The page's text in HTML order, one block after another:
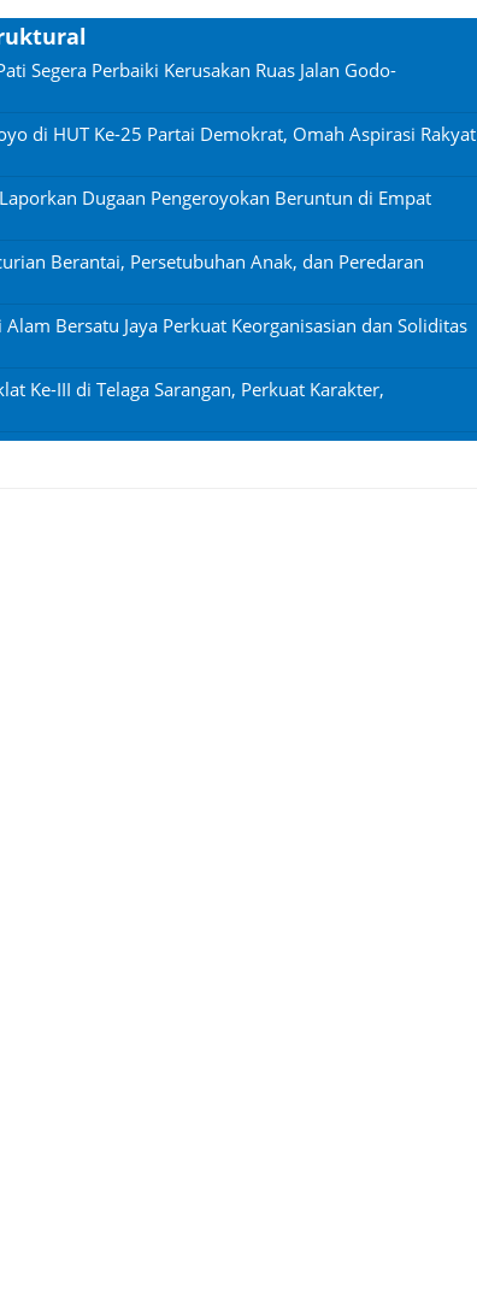
Segera Perbaiki Kerusakan Ruas Jalan Godo-
di HUT Ke-25 Partai Demokrat, Omah Aspirasi Rakyat
Dugaan Pengeroyokan Beruntun di Empat
Berantai, Persetubuhan Anak, dan Peredaran
Bersatu Jaya Perkuat Keorganisasian dan Soliditas
Ke-III di Telaga Sarangan, Perkuat Karakter,